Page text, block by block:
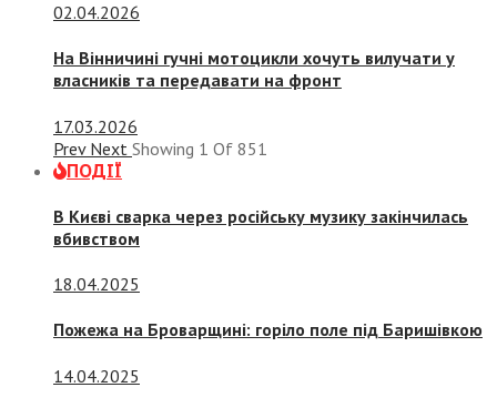
02.04.2026
На Вінничині гучні мотоцикли хочуть вилучати у
власників та передавати на фронт
17.03.2026
Prev Next Showing 1 Of 851
ПОДІЇ
В Києві сварка через російську музику закінчилась
вбивством
18.04.2025
Пожежа на Броварщині: горіло поле під Баришівкою
14.04.2025